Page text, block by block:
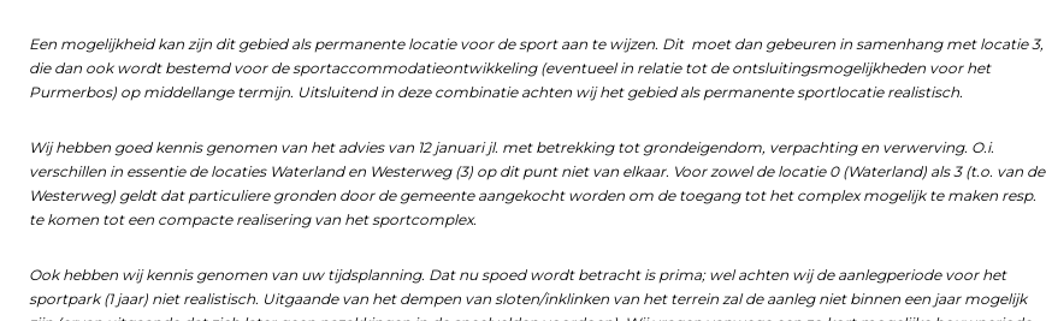
Een mogelijkheid kan zijn dit gebied als permanente locatie voor de sport aan te wijzen. Dit moet dan gebeuren in samenhang met locatie 3,
die dan ook wordt bestemd voor de sportaccommodatieontwikkeling (eventueel in relatie tot de ontsluitingsmogelijkheden voor het
Purmerbos) op middellange termijn. Uitsluitend in deze combinatie achten wij het gebied als permanente sportlocatie realistisch.
Wij hebben goed kennis genomen van het advies van 12 januari jl. met betrekking tot grondeigendom, verpachting en verwerving. O.i.
verschillen in essentie de locaties Waterland en Westerweg (3) op dit punt niet van elkaar. Voor zowel de locatie 0 (Waterland) als 3 (t.o. van de
Westerweg) geldt dat particuliere gronden door de gemeente aangekocht worden om de toegang tot het complex mogelijk te maken resp.
te komen tot een compacte realisering van het sportcomplex.
Ook hebben wij kennis genomen van uw tijdsplanning. Dat nu spoed wordt betracht is prima; wel achten wij de aanlegperiode voor het
sportpark (1 jaar) niet realistisch. Uitgaande van het dempen van sloten/inklinken van het terrein zal de aanleg niet binnen een jaar mogelijk